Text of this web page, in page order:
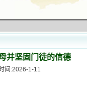
并坚固门徒的信德
间:2026-1-11